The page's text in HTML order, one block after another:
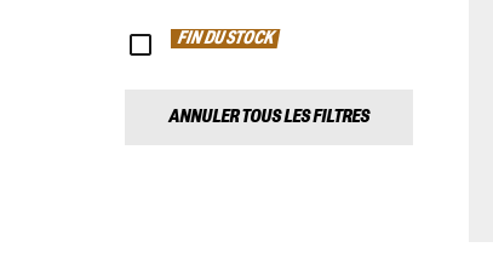
FIN DU STOCK
ANNULER TOUS LES FILTRES